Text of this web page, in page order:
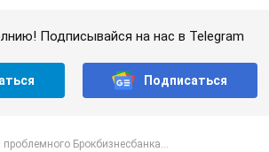
Подписывайся на нас в Telegram
Подписаться
проблемного Брокбизнесбанка...